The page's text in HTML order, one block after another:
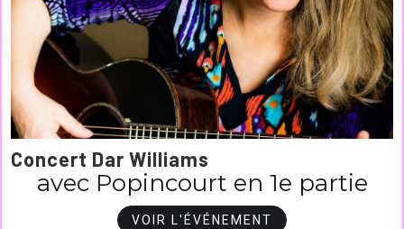
Concert Dar Williams
avec Popincourt en 1e partie
VOIR L'ÉVÉNEMENT